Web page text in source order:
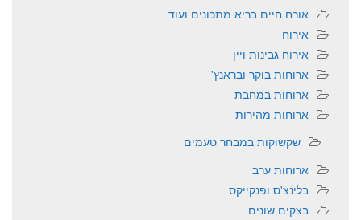
אורח חיים בריא מתכונים ועוד
אירוח
אירוח גבינות ויין
ארוחות בוקר ובראנץ'
ארוחות במחבת
ארוחות מהירות
שקשוקות במבחר טעמים
ארוחות ערב
בלינצ'ס ופנקייקס
בצקים שונים